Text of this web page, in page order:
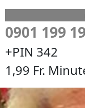
0901 199
+PIN 342
1,99 Fr.